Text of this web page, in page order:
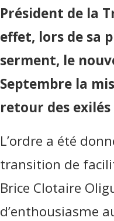
Président de la
effet, lors de sa
serment, le
Septembre la
retour des
L’ordre a été
transition de
Brice Clotaire
d’enthousiasme